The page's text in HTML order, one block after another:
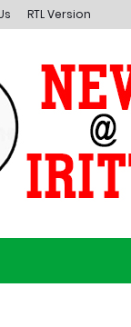
RTL Version